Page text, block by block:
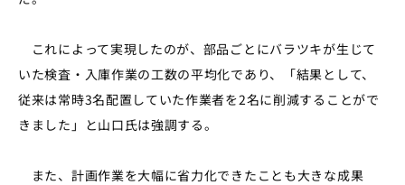
これによって実現したのが、部品ごとにバラツキが生じて
いた検査・入庫作業の工数の平均化であり、「結果として、
従来は常時3名配置していた作業者を2名に削減することがで
きました」と山口氏は強調する。
また、計画作業を大幅に省力化できたことも大きな成果